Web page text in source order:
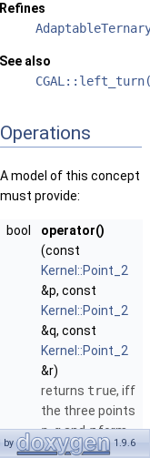
Refines
See also
Operations
A model of this concept
must provide:
bool
operator()
(const
Kernel::Point_2
&p, const
Kernel::Point_2
&q, const
Kernel::Point_2
&r)
returns true, iff
the three points
p,qandrform
a left turn.
by 1.9.6